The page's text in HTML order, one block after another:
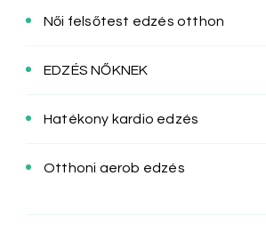
Női felsőtest edzés otthon
EDZÉS NŐKNEK
Hatékony kardio edzés
Otthoni aerob edzés